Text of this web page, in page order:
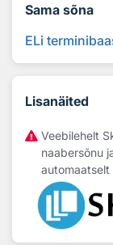
Sama sõna
ELi
Lisanäited
Veebilehelt
naabersõnu